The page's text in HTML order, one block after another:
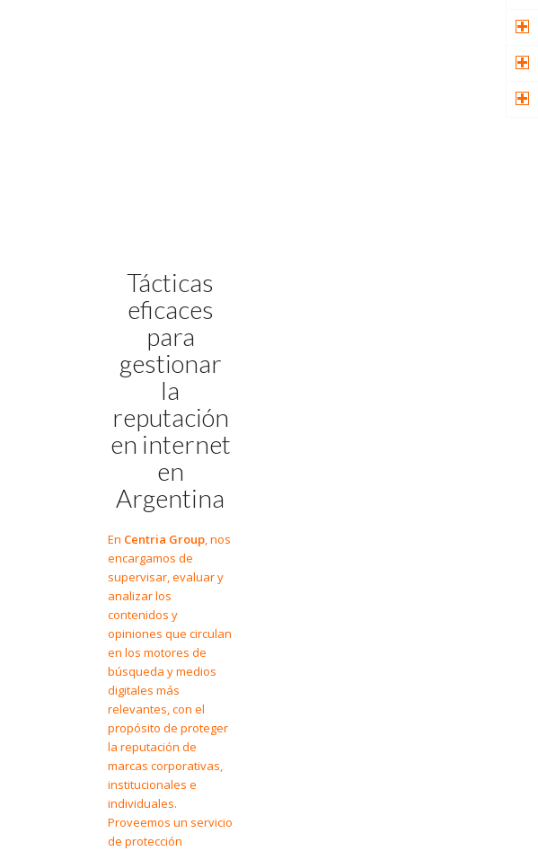
Tácticas
eficaces
para
gestionar
la
reputación
en internet
en
Argentina
En Centria Group, nos
encargamos de
supervisar, evaluar y
analizar los
contenidos y
opiniones que circulan
en los motores de
búsqueda y medios
digitales más
relevantes, con el
propósito de proteger
la reputación de
marcas corporativas,
institucionales e
individuales.
Proveemos un servicio
de protección